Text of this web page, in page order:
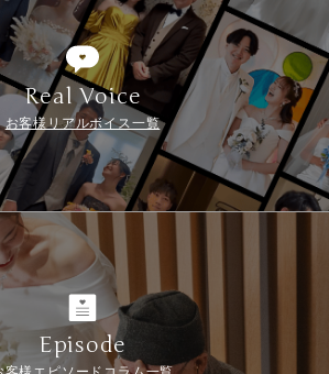
Real Voice
お客様リアルボイス一覧
Episode